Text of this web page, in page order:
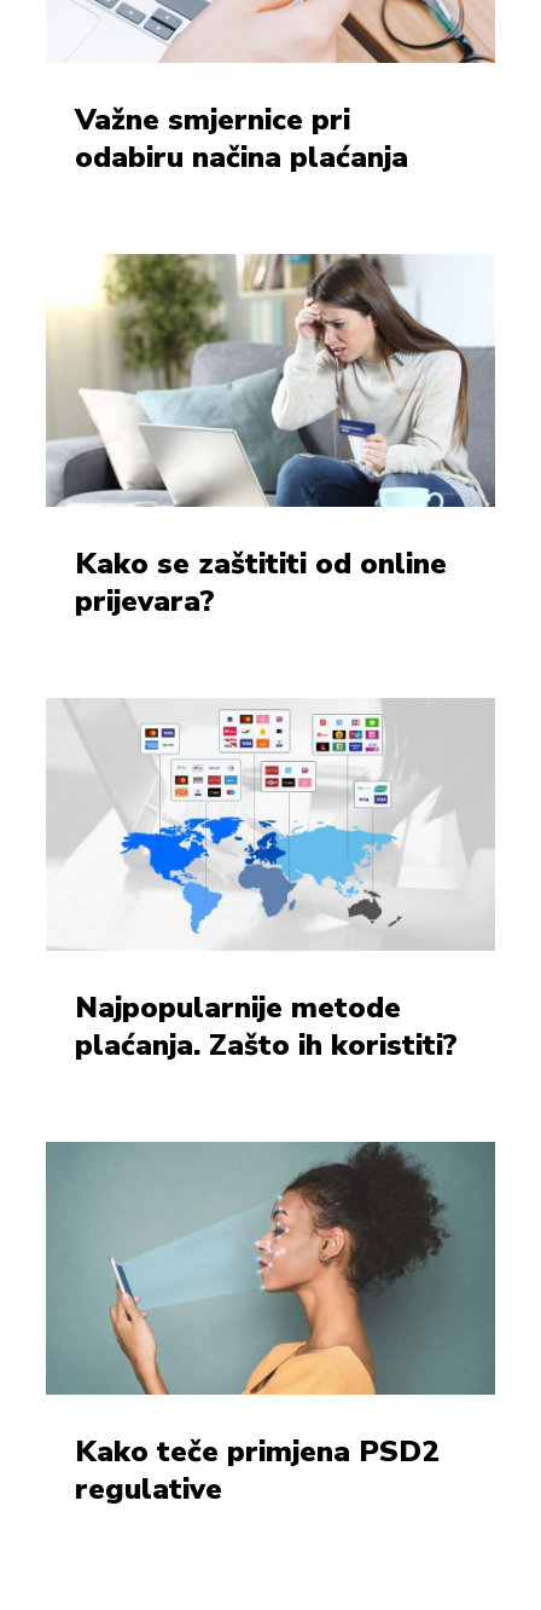
Važne smjernice pri
odabiru načina plaćanja
Kako se zaštititi od online
prijevara?
Najpopularnije metode
plaćanja. Zašto ih koristiti?
Kako teče primjena PSD2
regulative